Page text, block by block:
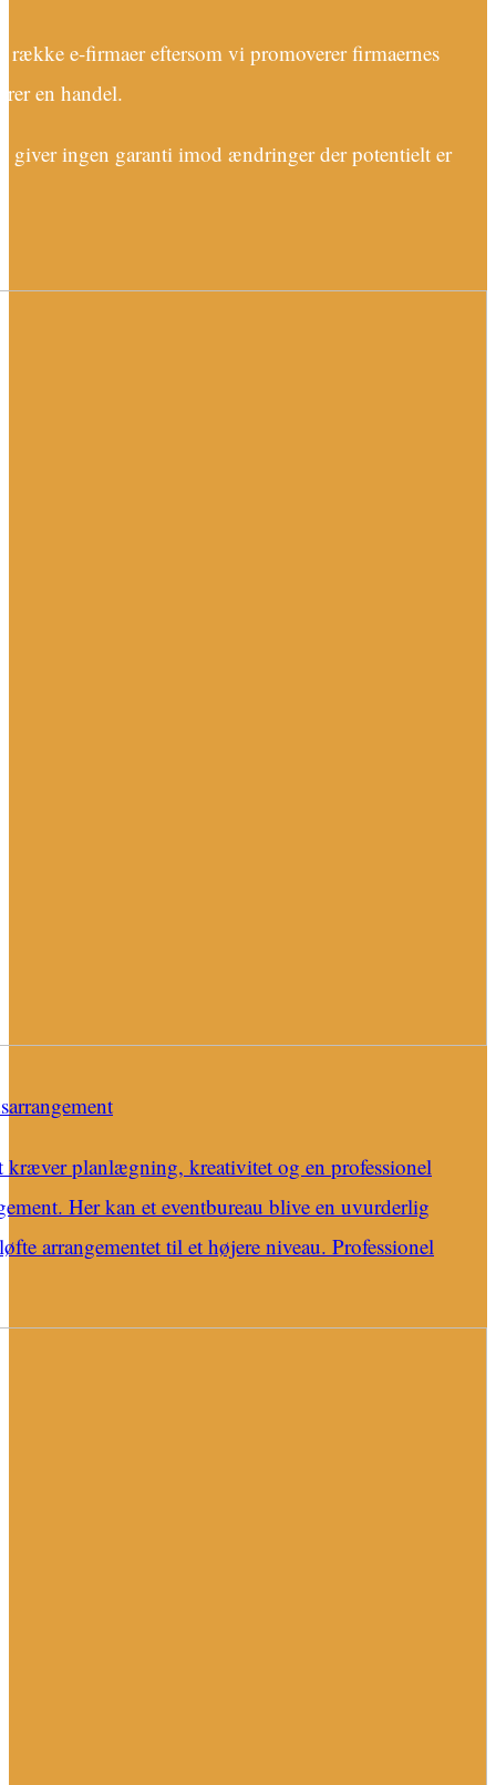
e-firmaer eftersom vi promoverer firmaernes
en handel.
giver ingen garanti imod ændringer der potentielt er
planlægning, kreativitet og en professionel
Her kan et eventbureau blive en uvurderlig
arrangementet til et højere niveau. Professionel